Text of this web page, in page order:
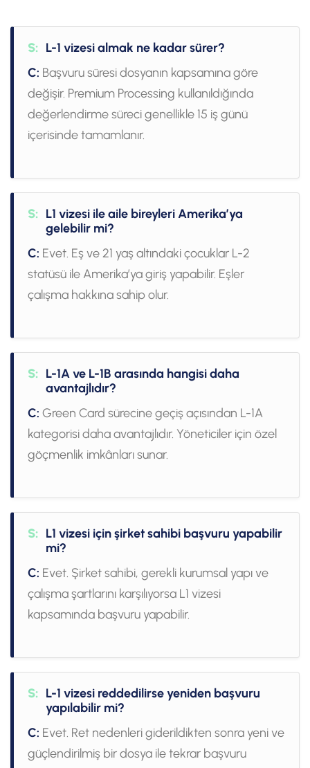
S: L-1 vizesi almak ne kadar sürer?
C: Başvuru süresi dosyanın kapsamına göre
değişir. Premium Processing kullanıldığında
değerlendirme süreci genellikle 15 iş günü
içerisinde tamamlanır.
S: L1 vizesi ile aile bireyleri Amerika’ya
gelebilir mi?
C: Evet. Eş ve 21 yaş altındaki çocuklar L-2
statüsü ile Amerika’ya giriş yapabilir. Eşler
çalışma hakkına sahip olur.
S: L-1A ve L-1B arasında hangisi daha
avantajlıdır?
C: Green Card sürecine geçiş açısından L-1A
kategorisi daha avantajlıdır. Yöneticiler için özel
göçmenlik imkânları sunar.
S: L1 vizesi için şirket sahibi başvuru yapabilir
mi?
C: Evet. Şirket sahibi, gerekli kurumsal yapı ve
çalışma şartlarını karşılıyorsa L1 vizesi
kapsamında başvuru yapabilir.
S: L-1 vizesi reddedilirse yeniden başvuru
yapılabilir mi?
C: Evet. Ret nedenleri giderildikten sonra yeni ve
güçlendirilmiş bir dosya ile tekrar başvuru